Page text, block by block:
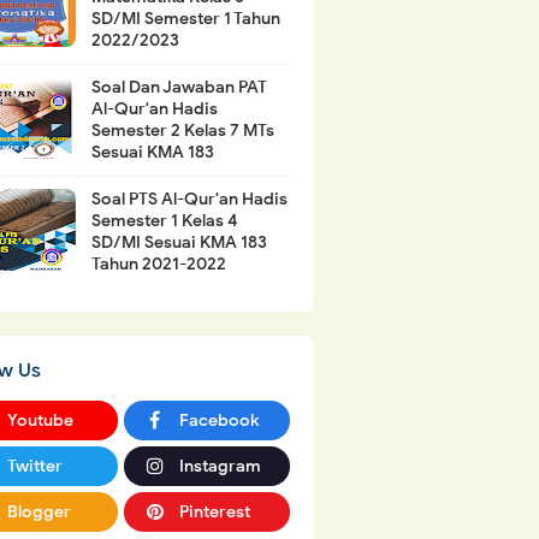
SD/MI Semester 1 Tahun
2022/2023
Soal Dan Jawaban PAT
Al-Qur'an Hadis
Semester 2 Kelas 7 MTs
Sesuai KMA 183
Soal PTS Al-Qur'an Hadis
Semester 1 Kelas 4
SD/MI Sesuai KMA 183
Tahun 2021-2022
Us
Youtube Facebook
Twitter Instagram
Blogger Pinterest